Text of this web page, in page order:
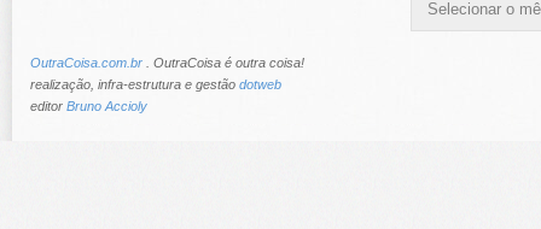
OutraCoisa.com.br . OutraCoisa é outra coisa!
realização, infra-estrutura e gestão dotweb
editor Bruno Accioly